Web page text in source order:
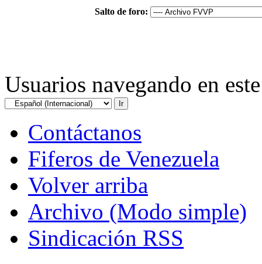
Salto de foro:
Usuarios navegando en
Contáctanos
Fiferos de Venezuela
Volver arriba
Archivo (Modo simple)
Sindicación RSS